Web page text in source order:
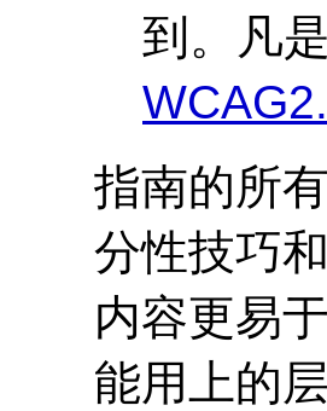
到。凡
WCAG
指南的所
分性技巧
内容更易
能用上的